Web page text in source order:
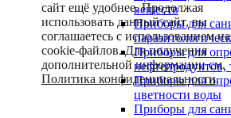
веществ
Приборы для
Приборы для
нефтепродуктов,
Приборы для
цветности воды
Приборы для
сайт ещё удобнее. Продолжая
использовать данный сайт, вы
соглашаетесь с использованием
cookie-файлов. Для получения
дополнительной информации см.
Политика конфиденциальности.